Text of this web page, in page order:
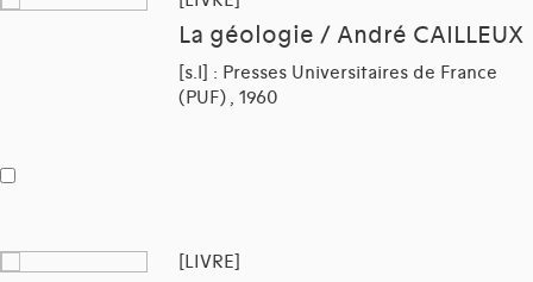
La géologie / André CAILLEUX
[s.l] : Presses Universitaires de France
(PUF) , 1960
[LIVRE]